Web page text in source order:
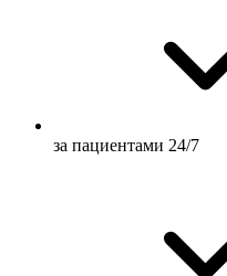
за пациентами 24/7